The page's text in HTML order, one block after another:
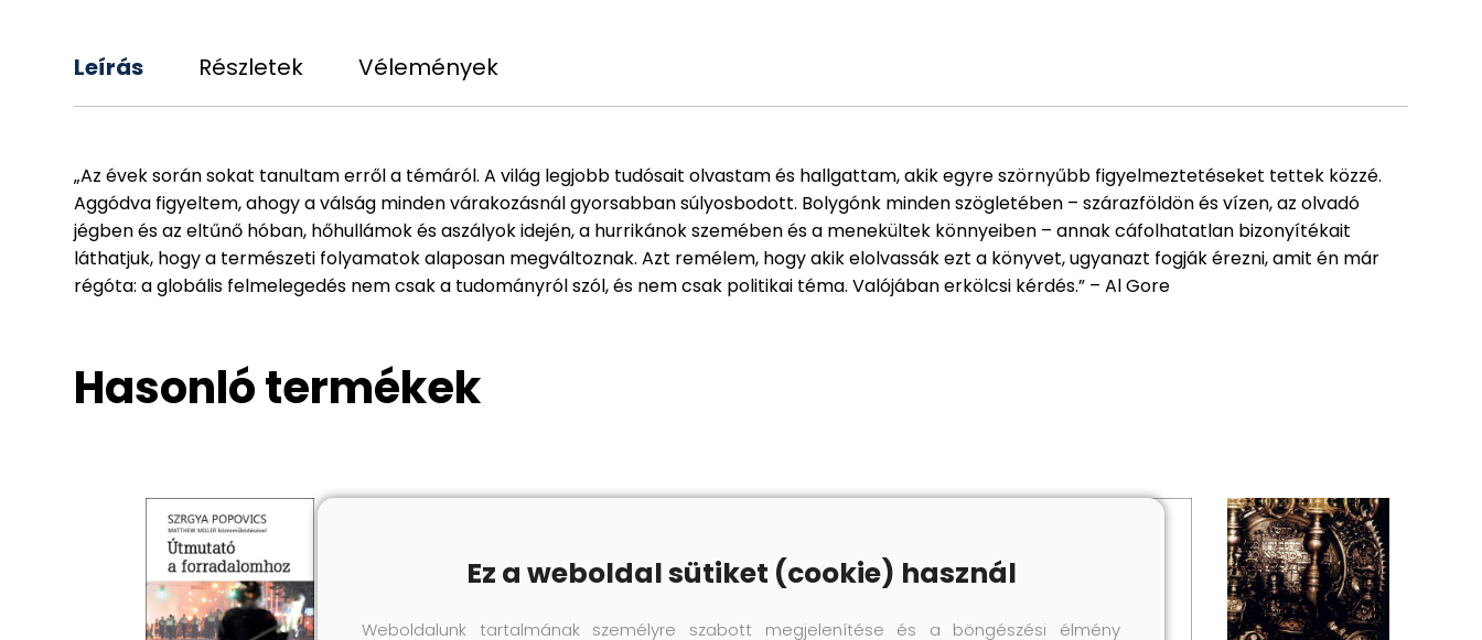
Leírás Részletek Vélemények
„Az évek során sokat tanultam erről a témáról. A világ legjobb tudósait olvastam és hallgattam, akik egyre szörnyűbb figyelmeztetéseket tettek közzé.
Aggódva figyeltem, ahogy a válság minden várakozásnál gyorsabban súlyosbodott. Bolygónk minden szögletében – szárazföldön és vízen, az olvadó
jégben és az eltűnő hóban, hőhullámok és aszályok idején, a hurrikánok szemében és a menekültek könnyeiben – annak cáfolhatatlan bizonyítékait
láthatjuk, hogy a természeti folyamatok alaposan megváltoznak. Azt remélem, hogy akik elolvassák ezt a könyvet, ugyanazt fogják érezni, amit én már
régóta: a globális felmelegedés nem csak a tudományról szól, és nem csak politikai téma. Valójában erkölcsi kérdés.” – Al Gore
Hasonló termékek
Ez a weboldal sütiket (cookie) használ
Weboldalunk tartalmának személyre szabott megjelenítése és a böngészési élmény